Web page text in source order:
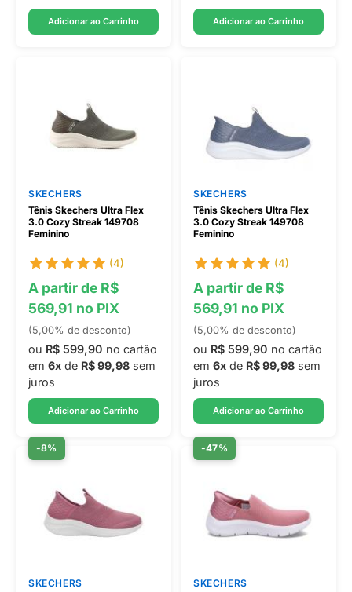
Adicionar ao Carrinho Adicionar ao Carrinho
SKECHERS
Tênis Skechers Ultra Flex
3.0 Cozy Streak 149708
Feminino
(4)
A partir de R$
569,91 no PIX
(5,00% de desconto)
ou R$ 599,90 no cartão
em 6x de R$ 99,98 sem
juros
Adicionar ao Carrinho
SKECHERS
Tênis Skechers Ultra Flex
3.0 Cozy Streak 149708
Feminino
(4)
A partir de R$
569,91 no PIX
(5,00% de desconto)
ou R$ 599,90 no cartão
em 6x de R$ 99,98 sem
juros
Adicionar ao Carrinho
-8%
SKECHERS
-47%
SKECHERS